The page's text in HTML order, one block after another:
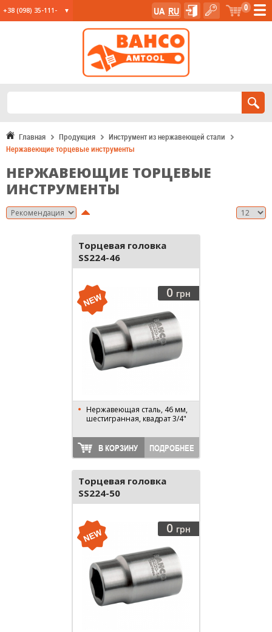
+38 (098) 35-111- 0
UA RU
Главная Продукция
Инструмент из нержавеющей стали
Нержавеющие торцевые инструменты
НЕРЖАВЕЮЩИЕ ТОРЦЕВЫЕ
ИНСТРУМЕНТЫ
Торцевая головка
SS224-46
0 грн
Нержавеющая сталь, 46 мм,
шестигранная, квадрат 3/4"
В КОРЗИНУ ПОДРОБНЕЕ
Торцевая головка
SS224-50
0 грн